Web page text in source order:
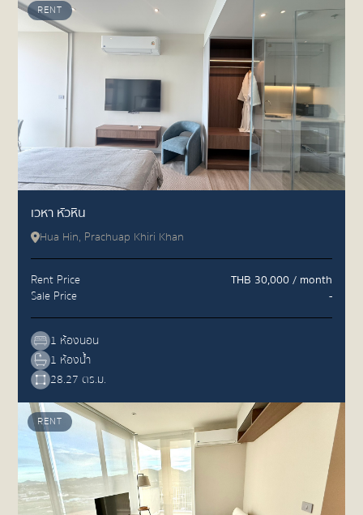
RENT
เวหา หัวหิน
Hua Hin, Prachuap Khiri Khan
Rent Price
THB 30,000 / month
Sale Price
-
1 ห้องนอน
1 ห้องน้ำ
28.27 ตร.ม.
RENT